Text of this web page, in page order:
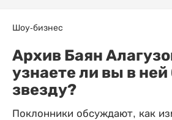
Шоу-бизнес
Архив Баян
узнаете ли вы в
звезду?
Поклонники обсуждают, как